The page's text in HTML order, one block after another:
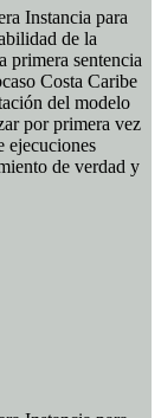
Instancia para
de la
primera sentencia
Costa Caribe
del modelo
por primera vez
ejecuciones
de verdad y